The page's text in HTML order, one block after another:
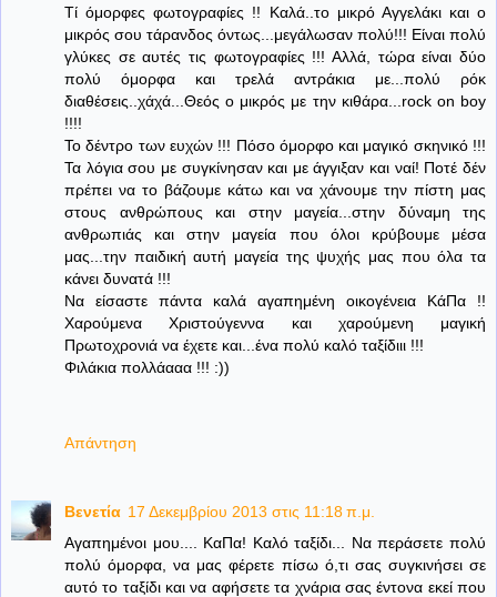
Τί όμορφες φωτογραφίες !! Καλά..το μικρό Αγγελάκι και ο
μικρός σου τάρανδος όντως...μεγάλωσαν πολύ!!! Είναι πολύ
γλύκες σε αυτές τις φωτογραφίες !!! Αλλά, τώρα είναι δύο
πολύ όμορφα και τρελά αντράκια με...πολύ ρόκ
διαθέσεις..χάχά...Θεός ο μικρός με την κιθάρα...rock on boy
!!!!
Το δέντρο των ευχών !!! Πόσο όμορφο και μαγικό σκηνικό !!!
Τα λόγια σου με συγκίνησαν και με άγγιξαν και ναί! Ποτέ δέν
πρέπει να το βάζουμε κάτω και να χάνουμε την πίστη μας
στους ανθρώπους και στην μαγεία...στην δύναμη της
ανθρωπιάς και στην μαγεία που όλοι κρύβουμε μέσα
μας...την παιδική αυτή μαγεία της ψυχής μας που όλα τα
κάνει δυνατά !!!
Να είσαστε πάντα καλά αγαπημένη οικογένεια ΚάΠα !!
Χαρούμενα Χριστούγεννα και χαρούμενη μαγική
Πρωτοχρονιά να έχετε και...ένα πολύ καλό ταξίδιιι !!!
Φιλάκια πολλάααα !!! :))
Απάντηση
Βενετία 17 Δεκεμβρίου 2013 στις 11:18 π.μ.
Αγαπημένοι μου.... ΚαΠα! Καλό ταξίδι... Να περάσετε πολύ
πολύ όμορφα, να μας φέρετε πίσω ό,τι σας συγκινήσει σε
αυτό το ταξίδι και να αφήσετε τα χνάρια σας έντονα εκεί που